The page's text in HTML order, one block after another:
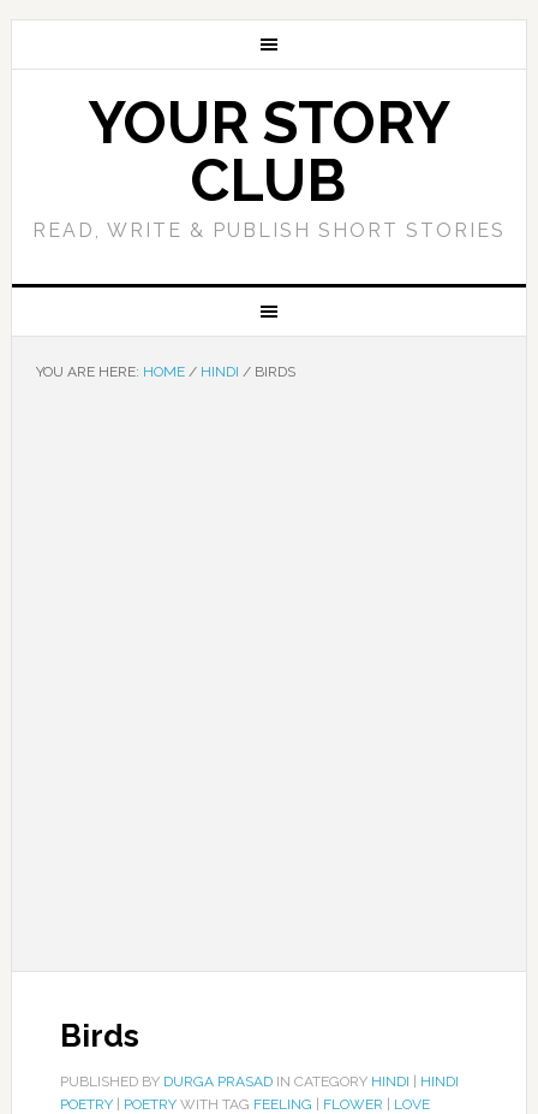
YOUR STORY
CLUB
READ, WRITE & PUBLISH SHORT STORIES
YOU ARE HERE: HOME / HINDI /BIRDS
Birds
PUBLISHED BY DURGA PRASADIN CATEGORY HINDI
HINDI
POETRY| POETRYWITH TAG FEELING FLOWER LOVE